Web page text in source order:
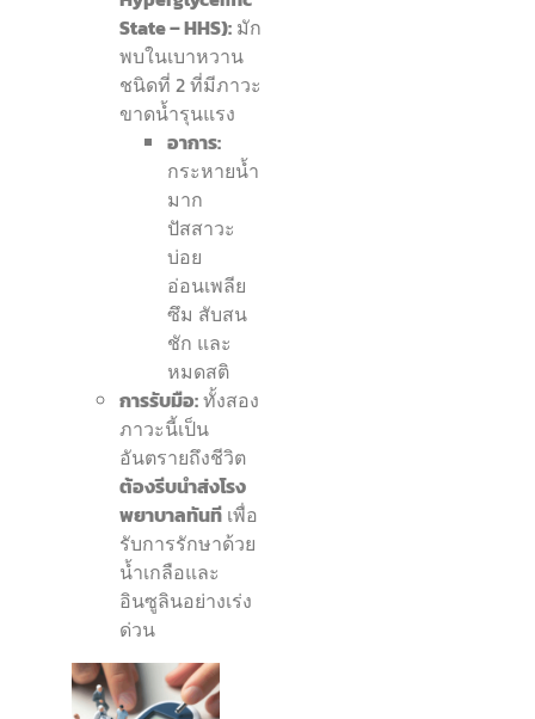
State – HHS): มัก
พบในเบาหวาน
ชนิดที่ 2 ที่มีภาวะ
ขาดน้ำรุนแรง
อาการ:
กระหายน้ำ
มาก
ปัสสาวะ
บ่อย
อ่อนเพลีย
ซึม สับสน
ชัก และ
หมดสติ
การรับมือ:ทั้งสอง
ภาวะนี้เป็น
อันตรายถึงชีวิต
ต้องรีบนำส่งโรง
พยาบาลทันที เพื่อ
รับการรักษาด้วย
น้ำเกลือและ
อินซูลินอย่างเร่ง
ด่วน